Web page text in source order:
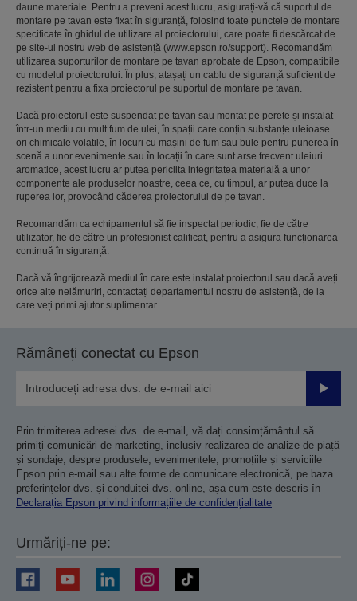
daune materiale. Pentru a preveni acest lucru, asigurați-vă că suportul de
montare pe tavan este fixat în siguranță, folosind toate punctele de montare
specificate în ghidul de utilizare al proiectorului, care poate fi descărcat de
pe site-ul nostru web de asistență (www.epson.ro/support). Recomandăm
utilizarea suporturilor de montare pe tavan aprobate de Epson, compatibile
cu modelul proiectorului. În plus, atașați un cablu de siguranță suficient de
rezistent pentru a fixa proiectorul pe suportul de montare pe tavan.
Dacă proiectorul este suspendat pe tavan sau montat pe perete și instalat
într-un mediu cu mult fum de ulei, în spații care conțin substanțe uleioase
ori chimicale volatile, în locuri cu mașini de fum sau bule pentru punerea în
scenă a unor evenimente sau în locații în care sunt arse frecvent uleiuri
aromatice, acest lucru ar putea periclita integritatea materială a unor
componente ale produselor noastre, ceea ce, cu timpul, ar putea duce la
ruperea lor, provocând căderea proiectorului de pe tavan.
Recomandăm ca echipamentul să fie inspectat periodic, fie de către
utilizator, fie de către un profesionist calificat, pentru a asigura funcționarea
continuă în siguranță.
Dacă vă îngrijorează mediul în care este instalat proiectorul sau dacă aveți
orice alte nelămuriri, contactați departamentul nostru de asistență, de la
care veți primi ajutor suplimentar.
Rămâneți conectat cu Epson
Prin trimiterea adresei dvs. de e-mail, vă dați consimțământul să
primiți comunicări de marketing, inclusiv realizarea de analize de piață
și sondaje, despre produsele, evenimentele, promoțiile și serviciile
Epson prin e-mail sau alte forme de comunicare electronică, pe baza
preferințelor dvs. și conduitei dvs. online, așa cum este descris în
Declarația Epson privind informațiile de confidențialitate
Urmăriți-ne pe: